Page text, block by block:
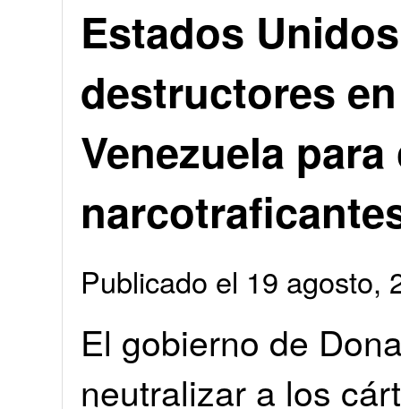
Estados
destructores
Venezuela
Publicado el 19 agosto,
El gobierno de
neutralizar a los